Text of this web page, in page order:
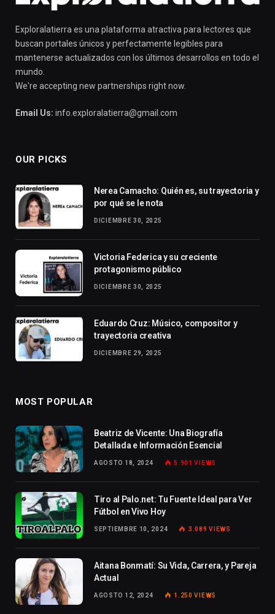
Exploralatierra es una plataforma atractiva para lectores que
buscan portales únicos y perfectamente legibles para
mantenerse actualizados con los últimos desarrollos en todo el
mundo.
We're accepting new partnerships right now.
Email Us: info.exploralatierra@gmail.com
OUR PICKS
Nerea Camacho: Quién es, su trayectoria y
por qué se le nota
DICIEMBRE 30, 2025
Victoria Federica y su creciente
protagonismo público
DICIEMBRE 30, 2025
Eduardo Cruz: Músico, compositor y
trayectoria creativa
DICIEMBRE 29, 2025
MOST POPULAR
Beatriz de Vicente: Una Biografía
Detallada e Información Esencial
AGOSTO 18, 2024 5.901VIEWS
Tiro al Palo.net: Tu Fuente Ideal para Ver
Fútbol en Vivo Hoy
SEPTIEMBRE 10, 2024 3.089VIEWS
Aitana Bonmatí: Su Vida, Carrera, y Pareja
Actual
AGOSTO 12, 2024 1.250VIEWS